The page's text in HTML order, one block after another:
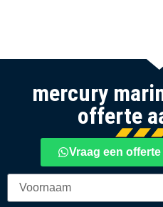
mercury
offerte
Vraag een